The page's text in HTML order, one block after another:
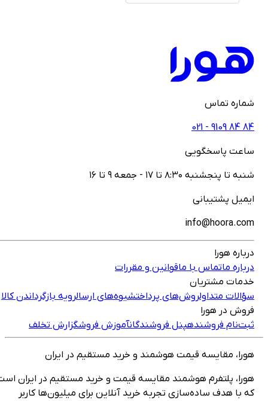
تماس
021 - ‎9109‎ ‎84‎
پاسخگویی
تا پنجشنبه ۸:۳۰ تا ۱۷ - جمعه ۹ تا ۱۶
پشتیبانی
هورا
ماتماس با ماقوانین و مقررات
مشتریان
متداولروش‌های پرداختشیوه‌های ارسالرویه بازگرداندن کالا
در هورا
فروشندهپنل فروشندگانآموزش فروشگزارش تخلف
مقایسه قیمت هوشمند و خرید مستقیم در ایران
پلتفرم هوشمند مقایسه قیمت و خرید مستقیم در ایران است
با هدف ساده‌سازی تجربه خرید آنلاین برای میلیون‌ها کاربر